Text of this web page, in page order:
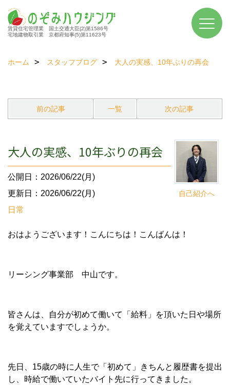
賃貸住宅管理業 国土交通大臣(2)第1586号
宅地建物取引業 京都府知事(5)第11623号
ホーム スタッフブログ 大人の実感、10年ぶりの再会
前の記事 一覧 次の記事
自己紹介へ
大人の実感、10年ぶりの再会
公開日：2026/06/22(月)
更新日：2026/06/22(月)
日常
おはようございます！こんにちは！こんばんは！
リーシング事業部 中山です。
皆さんは、自分が初めて働いて「給料」を頂いた日や場所
を覚えていますでしょうか。
先日、15歳の時に人生で「初めて」きちんと履歴書を提出
し、時給で働いていたバイト先に行ってきました。